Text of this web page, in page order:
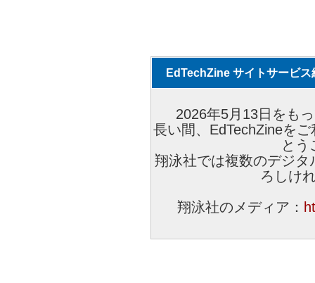
EdTechZine サイトサービス
2026年5月13日をも
長い間、EdTechZineを
とう
翔泳社では複数のデジ
ろしけ
翔泳社のメディア：